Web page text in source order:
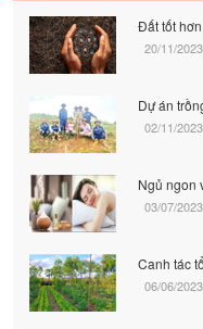
Đất tốt
20/11/2023
Dự án
02/11/2023
Ngủ ngon
03/07/2023
Canh tác
06/06/2023